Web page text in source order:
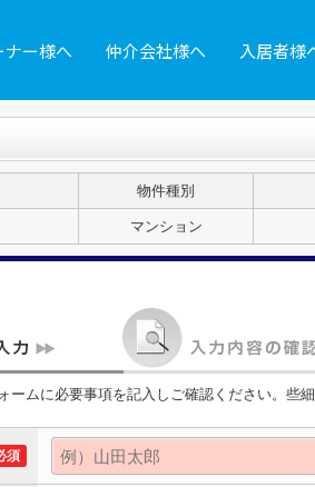
ナー様へ 仲介会社様へ 入居者様
物件種別
マンション
ームに必要事項を記入しご確認ください。些
須